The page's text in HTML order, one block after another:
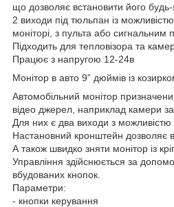
що дозволяє встановити його
2 виходи під тюльпан із
моніторі, з пульта або сигнальним
Підходить для тепловізора та
Працює з напругою 12-24в
Монітор в авто 9” дюймів із
Автомобільний монітор
відео джерел, наприклад камери
Для них є два виходи з можливістю
Настановний кронштейн дозволяє
А також швидко зняти монітор із
Управління здійснюється за
вбудованих кнопок.
Параметри:
- кнопки керування